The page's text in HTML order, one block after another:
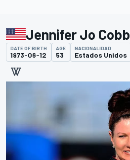
Jennifer Jo Cobb
DATE OF BIRTH
1973-06-12
AGE
53
NACIONALIDAD
Estados Unidos